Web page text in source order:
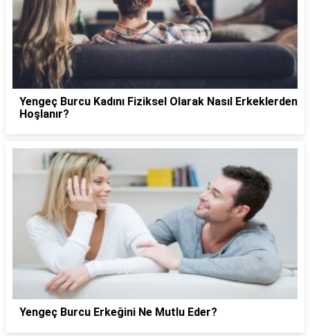
Yengeç Burcu Kadını Fiziksel Olarak Nasıl Erkeklerden
Hoşlanır?
Yengeç Burcu Erkeğini Ne Mutlu Eder?